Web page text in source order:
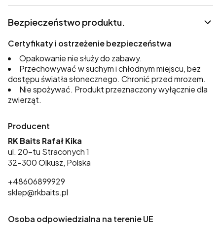
Bezpieczeństwo produktu.
Certyfikaty i ostrzeżenie bezpieczeństwa
Opakowanie nie służy do zabawy.
Przechowywać w suchym i chłodnym miejscu, bez
dostępu światła słonecznego. Chronić przed mrozem.
Nie spożywać. Produkt przeznaczony wyłącznie dla
zwierząt.
Producent
RK Baits Rafał Kika
ul. 20-tu Straconych 1
32-300 Olkusz, Polska
+48606899929
sklep@rkbaits.pl
Osoba odpowiedzialna na terenie UE